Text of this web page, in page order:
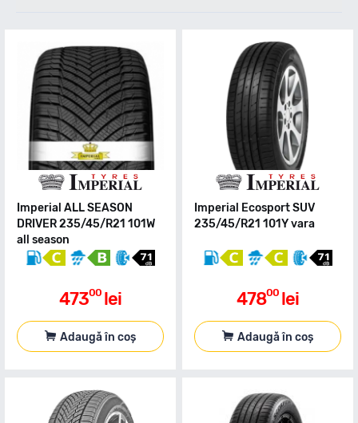
Imperial ALL SEASON
DRIVER 235/45/R21 101W
all season
47300 lei
Adaugă în coș
Imperial Ecosport SUV
235/45/R21 101Y vara
47800 lei
Adaugă în coș